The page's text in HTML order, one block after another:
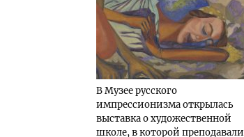
В Музее русского
импрессионизма открылась
выставка о художественной
школе, в которой преподавали